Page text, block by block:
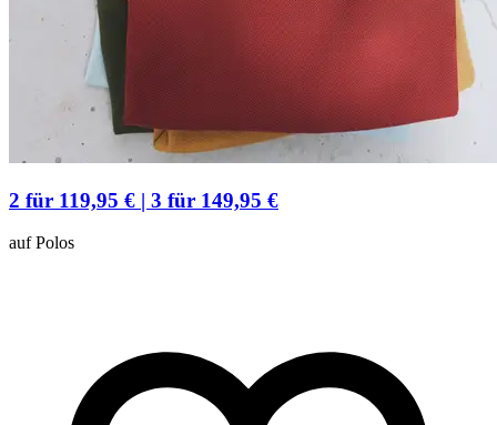
2 für 119,95 € | 3 für 149,95 €
auf Polos